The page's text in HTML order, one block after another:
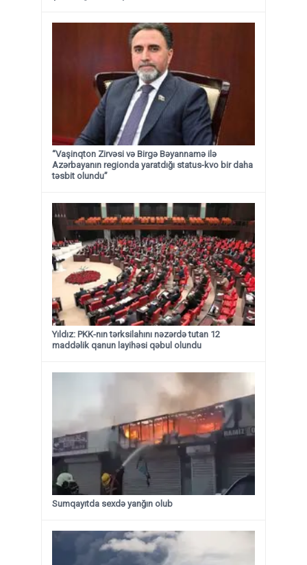
“Vaşinqton Zirvəsi və Birgə Bəyannamə ilə
Azərbayanın regionda yaratdığı status-kvo bir daha
təsbit olundu”
Yıldız: PKK-nın tərksilahını nəzərdə tutan 12
maddəlik qanun layihəsi qəbul olundu ​​​​​​​
Sumqayıtda sexdə yanğın olub